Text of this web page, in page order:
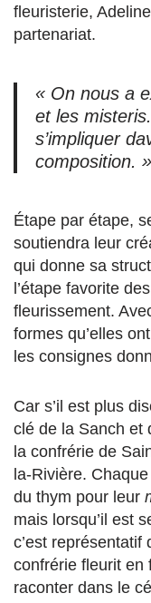
fleuristerie,
partenariat.
« On nous a
et les misteris
s’impliquer
composition. »
Étape par étape,
soutiendra leur
qui donne sa
l’étape favorite
fleurissement.
formes qu’elles
les consignes
Car s’il est plus
clé de la Sanch et
la confrérie de
la-Rivière.
du thym pour leur
mais lorsqu’il est
c’est
confrérie fleurit en
raconter dans le